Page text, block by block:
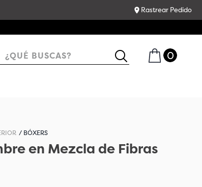
Rastrear Pedido
¿QUÉ BUSCAS?
BÓXERS
en Mezcla de Fibras